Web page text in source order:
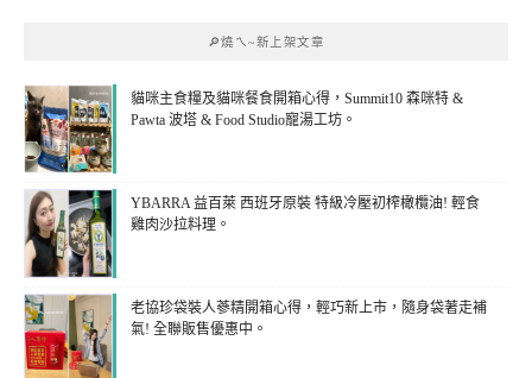
🔎燒ㄟ~新上架文章
貓咪主食糧及貓咪餐食開箱心得，Summit10 森咪特 &
Pawta 波塔 & Food Studio寵湯工坊。
YBARRA 益百萊 西班牙原裝 特級冷壓初榨橄欖油! 輕食
雞肉沙拉料理。
老協珍袋裝人蔘精開箱心得，輕巧新上市，隨身袋著走補
氣! 全聯販售優惠中。